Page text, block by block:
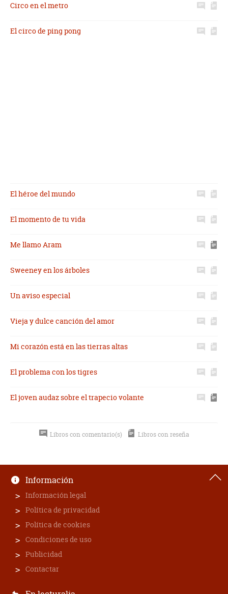
Circo en el metro
El circo de ping pong
El héroe del mundo
El momento de tu vida
Me llamo Aram
Sweeney en los árboles
Un aviso especial
Vieja y dulce canción del amor
Mi corazón está en las tierras altas
El problema con los tigres
El joven audaz sobre el trapecio volante
Libros con comentario(s) Libros con reseña
Información
Información legal
Política de privacidad
Política de cookies
Condiciones de uso
Publicidad
Contactar